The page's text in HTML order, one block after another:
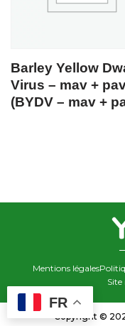
Barley Yellow
Virus – mav +
(BYDV – mav +
FR
Mentions légales
Site
Copyright ©